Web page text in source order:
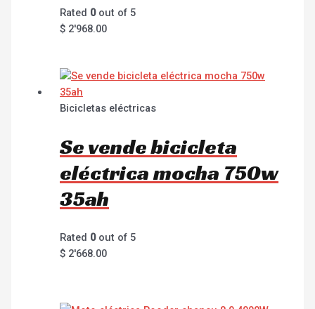
Rated 0out of 5
$ 2'968.00
Bicicletas eléctricas
Se vende bicicleta
eléctrica mocha 750w
35ah
Rated 0out of 5
$ 2'668.00